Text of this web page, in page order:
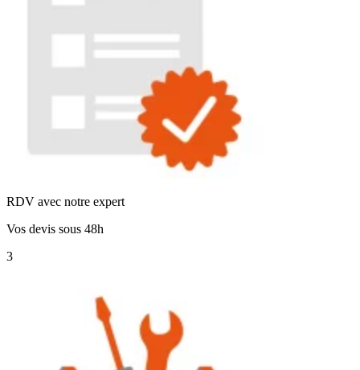
RDV avec notre expert
Vos devis sous 48h
3